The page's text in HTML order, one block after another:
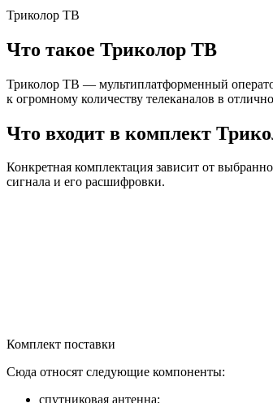
Триколор ТВ
Что такое Триколор ТВ
Триколор ТВ — мультиплатформенный
к огромному количеству телеканалов в
Что входит в комплект
Конкретная комплектация зависит от
сигнала и его расшифровки.
Комплект поставки
Сюда относят следующие компоненты:
спутниковая антенна;